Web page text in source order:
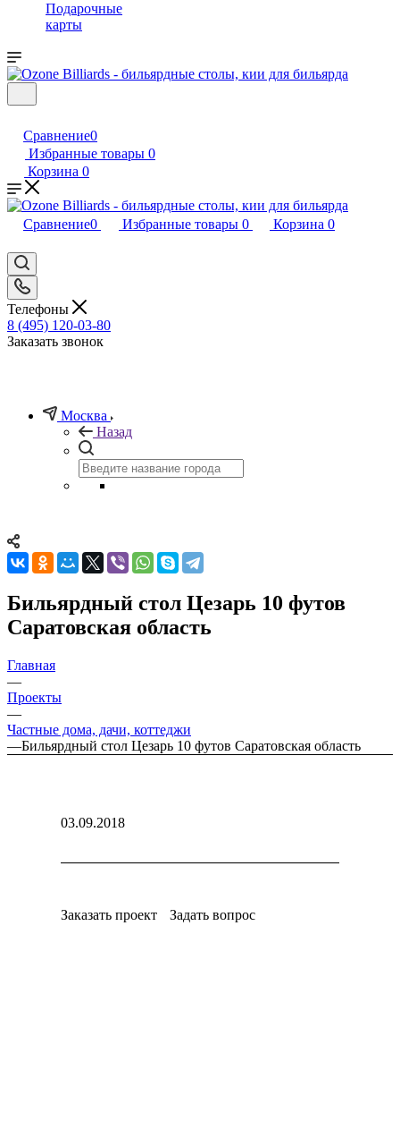
Подарочные
карты
Сравнение0
Избранные товары 0
Корзина 0
Сравнение0 Избранные товары 0 Корзина 0
Телефоны
8 (495) 120-03-80
Заказать звонок
Москва
Назад
Бильярдный стол Цезарь 10 футов
Саратовская область
Главная
—
Проекты
—
Частные дома, дачи, коттеджи
—Бильярдный стол Цезарь 10 футов Саратовская область
03.09.2018
Заказать проект Задать вопрос